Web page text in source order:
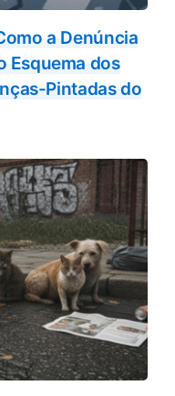
a Denúncia
Esquema dos
Pintadas do